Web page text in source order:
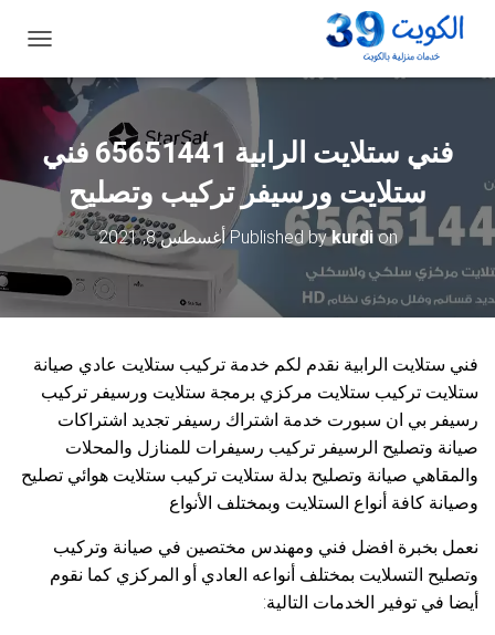
ب
ل
ل
فني ستلايت الرابية 65651441 فني
ستلايت ورسيفر تركيب وتصليح
Published bykurdion أغسطس 8, 2021
فني ستلايت الرابية نقدم لكم خدمة تركيب ستلايت عادي صيانة
ستلايت تركيب ستلايت مركزي برمجة ستلايت ورسيفر تركيب
رسيفر بي ان سبورت خدمة اشتراك رسيفر تجديد اشتراكات
صيانة وتصليح الرسيفر تركيب رسيفرات للمنازل والمحلات
والمقاهي صيانة وتصليح بدلة ستلايت تركيب ستلايت هوائي تصليح
وصيانة كافة أنواع الستلايت وبمختلف الأنواع
نعمل بخبرة افضل فني ومهندس مختصين في صيانة وتركيب
وتصليح التسلايت بمختلف أنواعه العادي أو المركزي كما نقوم
أيضا في توفير الخدمات التالية: